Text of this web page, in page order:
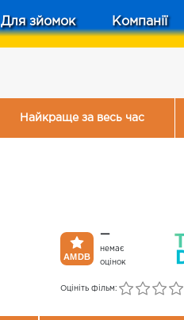
Для зйомок Компанії
Найкраще за весь час
—
немає
оцінок
Оцініть фільм: